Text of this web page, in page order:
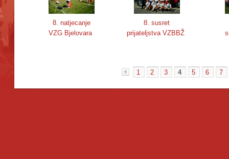
8. natjecanje
VZG Bjelovara
8. susret
prijateljstva VZBBŽ
«
1 2 3 4 5 6 7